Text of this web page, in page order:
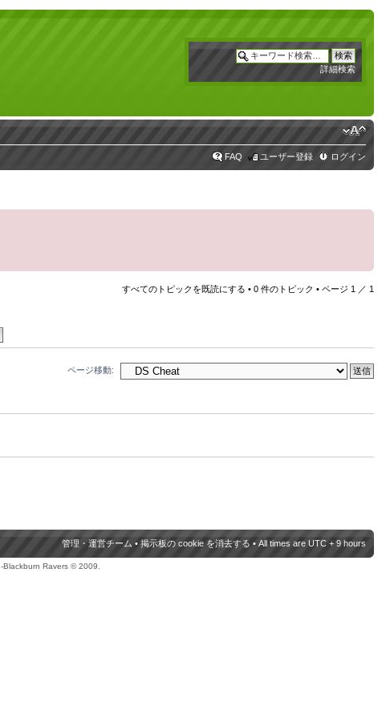
詳細検索
FAQ ユーザー登録 ログイン
すべてのトピックを既読にする • 0 件のトピック • ページ 1 ／ 1
ページ移動:
管理・運営チーム • 掲示板の cookie を消去する • All times are UTC + 9 hours
-Blackburn Ravers © 2009.